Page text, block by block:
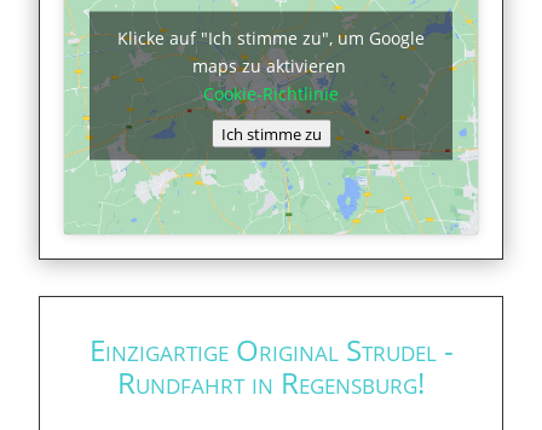
Klicke auf "Ich stimme zu", um Google
maps zu aktivieren
Cookie-Richtlinie
Ich stimme zu
Einzigartige Original Strudel -
Rundfahrt in Regensburg!